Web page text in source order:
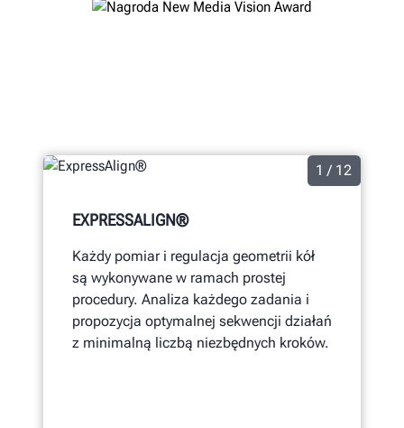
1 / 12
EXPRESSALIGN®
Każdy pomiar i regulacja geometrii kół
są wykonywane w ramach prostej
procedury. Analiza każdego zadania i
propozycja optymalnej sekwencji działań
z minimalną liczbą niezbędnych kroków.